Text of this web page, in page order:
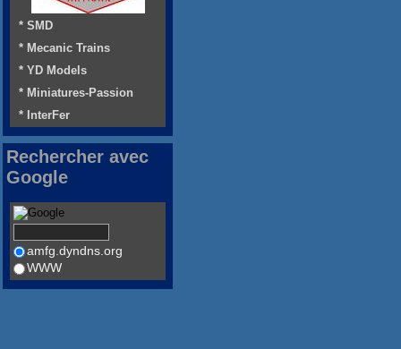
* SMD
* Mecanic Trains
* YD Models
* Miniatures-Passion
* InterFer
Rechercher avec
Google
amfg.dyndns.org
WWW